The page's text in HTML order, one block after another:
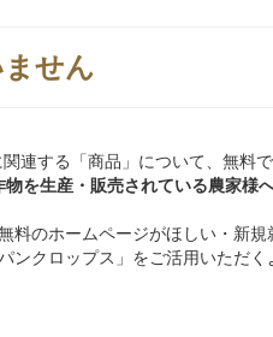
せん
連する「商品」について、無料
物を生産・販売されている農家様
料のホームページがほしい・新
ンクロップス」をご活用いただく